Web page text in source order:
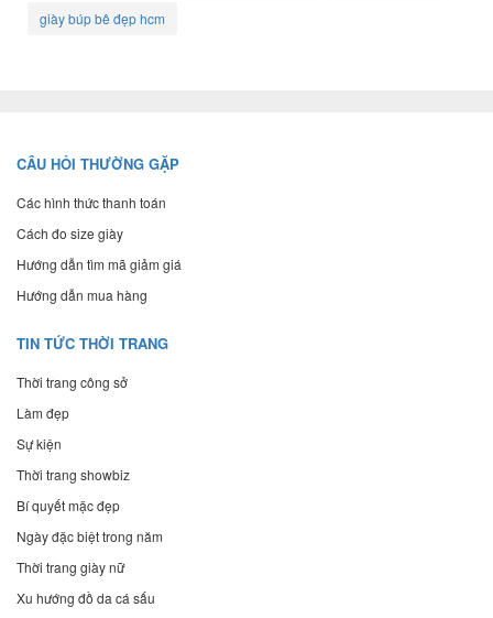
giày búp bê đẹp hcm
CÂU HỎI THƯỜNG GẶP
Các hình thức thanh toán
Cách đo size giày
Hướng dẫn tìm mã giảm giá
Hướng dẫn mua hàng
TIN TỨC THỜI TRANG
Thời trang công sở
Làm đẹp
Sự kiện
Thời trang showbiz
Bí quyết mặc đẹp
Ngày đặc biệt trong năm
Thời trang giày nữ
Xu hướng đồ da cá sấu